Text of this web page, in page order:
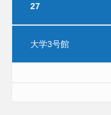
27
大学3号館